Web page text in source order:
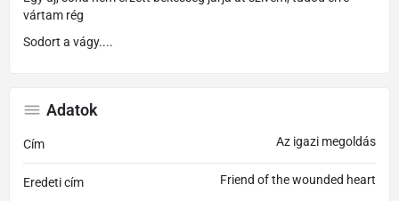
vártam rég
Sodort a vágy....
Adatok
Cím Az igazi megoldás
Eredeti cím Friend of the wounded heart